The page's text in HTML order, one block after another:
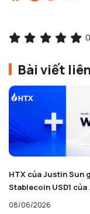
0
Bài viết
HTX của Justin Sun
Stablecoin USD1 của
08/06/2026